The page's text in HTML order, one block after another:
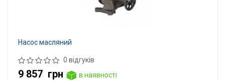
Насос масляний
0 відгуків
9 857 грн
в наявності